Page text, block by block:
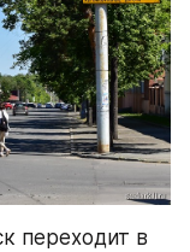
переходит в